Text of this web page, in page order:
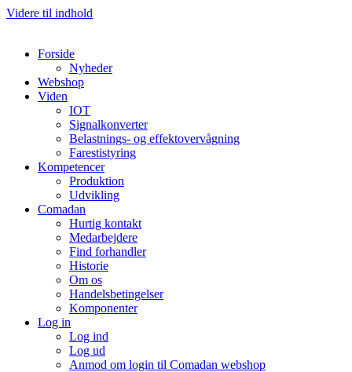
Videre til indhold
Forside
Nyheder
Webshop
Viden
IOT
Signalkonverter
Belastnings- og effektovervågning
Farestistyring
Kompetencer
Produktion
Udvikling
Comadan
Hurtig kontakt
Medarbejdere
Find forhandler
Historie
Om os
Handelsbetingelser
Komponenter
Log in
Log ind
Log ud
Anmod om login til Comadan webshop